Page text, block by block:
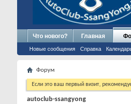
Что нового? Главная
Новые сообщения Справка
Форум
Если это ваш первый визит,
autoclub-ssangyong